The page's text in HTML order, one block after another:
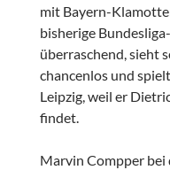
mit Bayern-
bisherige
überraschend, sieht
chancenlos und
Leipzig, weil er
findet.
Marvin Compper bei